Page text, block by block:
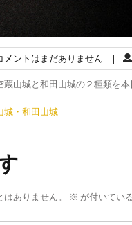
メントはまだありません |
山城と和田山城の２種類を本
・和田山城
ありません。 ※ が付いてい